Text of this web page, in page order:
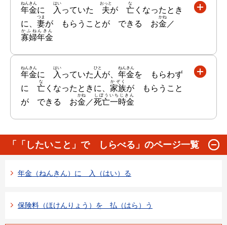
年金
ねんきん
に 入
はい
っていた 夫
おっと
が 亡
な
くなったとき
に、 妻
つま
が もらうことが できる お金
かね
／
寡婦年金
かふねんきん
年金
ねんきん
に 入
はい
っていた 人
ひと
が、 年金
ねんきん
を もらわず
に 亡
な
くなったときに、 家族
かぞく
が もらうこと
が できる お金
かね
／死亡一時金
しぼういちじきん
「「したいこと」で しらべる」のページ一覧
年金（ねんきん）に 入（はい）る
保険料（ほけんりょう）を 払（はら）う